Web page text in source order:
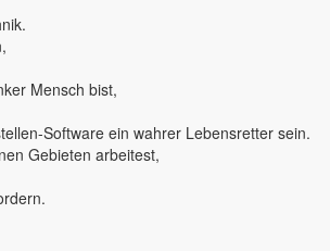
Mensch bist,
Software ein wahrer Lebensretter sein.
Gebieten arbeitest,